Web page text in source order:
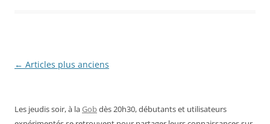
Navigation
← Articles plus anciens
Les jeudis soir, à laGobdès 20h30, débutants et utilisateurs